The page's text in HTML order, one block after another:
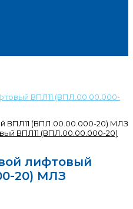
ВПЛ11 (ВПЛ.00.00.000-
ВПЛ11 (ВПЛ.00.00.000-20) МЛЗ
лифтовый
20) МЛЗ